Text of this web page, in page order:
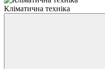
Кліматична техніка